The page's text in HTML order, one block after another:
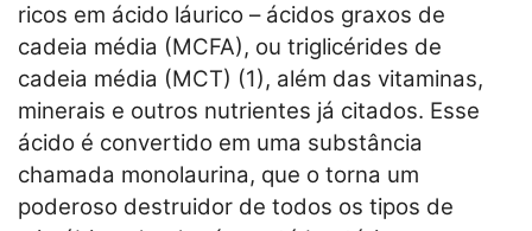
ricos em ácido láurico – ácidos graxos de
cadeia média (MCFA), ou triglicérides de
cadeia média (MCT) (1), além das vitaminas,
minerais e outros nutrientes já citados. Esse
ácido é convertido em uma substância
chamada monolaurina, que o torna um
poderoso destruidor de todos os tipos de